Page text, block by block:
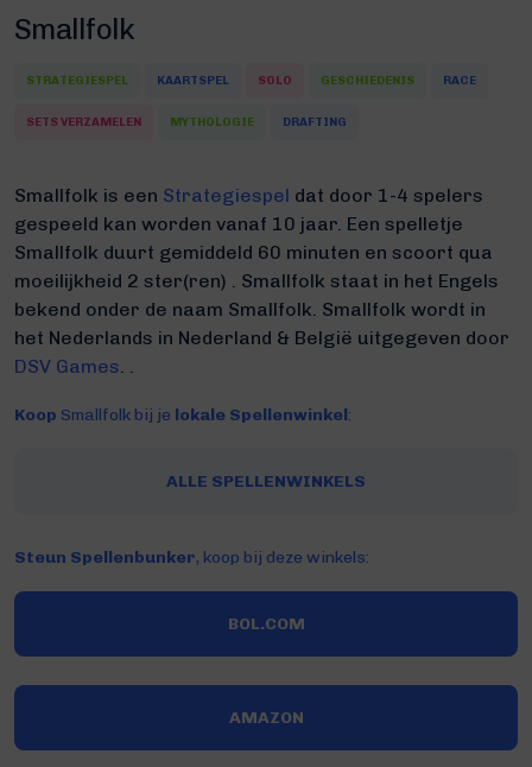
Smallfolk
STRATEGIESPEL KAARTSPEL SOLO GESCHIEDENIS RACE
SETS VERZAMELEN MYTHOLOGIE DRAFTING
Smallfolk is een Strategiespel dat door 1-4 spelers
gespeeld kan worden vanaf 10 jaar. Een spelletje
Smallfolk duurt gemiddeld 60 minuten en scoort qua
moeilijkheid 2 ster(ren) . Smallfolk staat in het Engels
bekend onder de naam Smallfolk. Smallfolk wordt in
het Nederlands in Nederland & België uitgegeven door
DSV Games. .
Koop Smallfolk bij je lokale Spellenwinkel:
ALLE SPELLENWINKELS
Steun Spellenbunker, koop bij deze winkels:
BOL.COM
AMAZON